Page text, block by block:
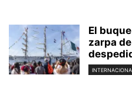
El
zarpa